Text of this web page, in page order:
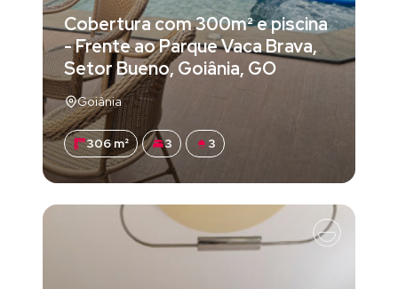
Cobertura com 300m² e piscina
- Frente ao Parque Vaca Brava,
Setor Bueno, Goiânia, GO
Goiânia
306 m² 3 3